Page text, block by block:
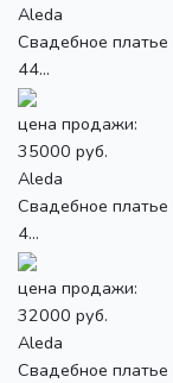
Aleda
Свадебное платье
44...
цена продажи:
35000 руб.
Aleda
Свадебное платье
4...
цена продажи:
32000 руб.
Aleda
Свадебное платье